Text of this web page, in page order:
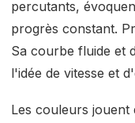
percutants,
progrès constant.
Sa courbe fluide et
l'idée de vitesse et
Les couleurs jouent